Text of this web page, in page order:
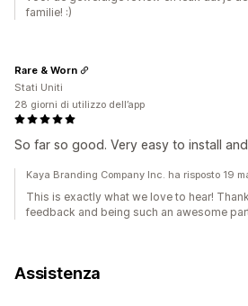
familie! :)
So far so good. Very easy to install
Rare & Worn
Stati Uniti
28 giorni di utilizzo dell’app
Kaya Branding Company Inc. ha risposto 19
This is exactly what we love to hear!
feedback and being such an awesome
Assistenza